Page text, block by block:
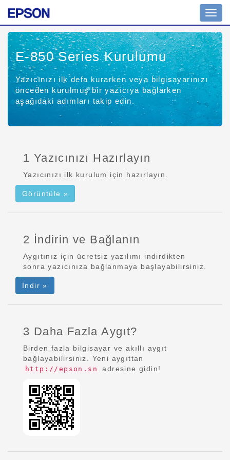
açın
E-850 SeriesKurulumu
Yazıcınızı ilk defa kurarken veya bilgisayarınızı
önceden kurulmuş bir yazıcıya bağlarken
aşağıdaki adımları takip edin.
1 Yazıcınızı Hazırlayın
Yazıcınızı ilk kurulum için hazırlayın.
Görüntüle »
2 İndirin ve Bağlanın
Aygıtınız için ücretsiz yazılımı indirdikten
sonra yazıcınıza bağlanmaya başlayabilirsiniz.
İndir »
3 Daha Fazla Aygıt?
Birden fazla bilgisayar ve akıllı aygıt
bağlayabilirsiniz. Yeni aygıttan
http://epson.sn adresine gidin!